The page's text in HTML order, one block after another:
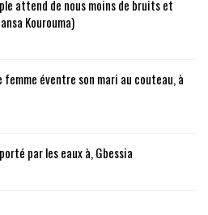
attend de nous moins de bruits et
Kourouma)
femme éventre son mari au couteau, à
par les eaux à, Gbessia